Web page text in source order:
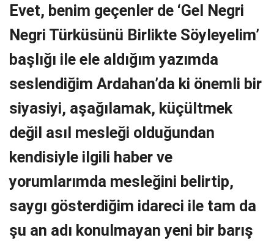
Evet, benim geçenler de ‘Gel Negri
Negri Türküsünü Birlikte Söyleyelim’
başlığı ile ele aldığım yazımda
seslendiğim Ardahan’da ki önemli bir
siyasiyi, aşağılamak, küçültmek
değil asıl mesleği olduğundan
kendisiyle ilgili haber ve
yorumlarımda mesleğini belirtip,
saygı gösterdiğim idareci ile tam da
şu an adı konulmayan yeni bir barış